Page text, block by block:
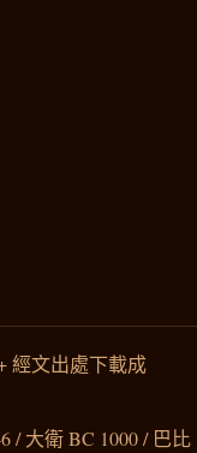
經文出處下載成
/ 大衛 BC 1000 / 巴比